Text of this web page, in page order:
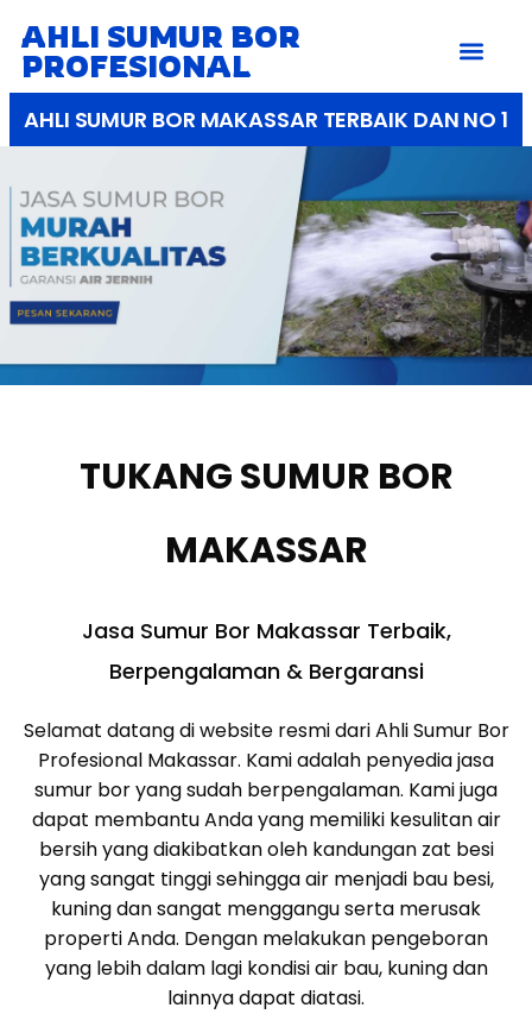
AHLI SUMUR BOR
PROFESIONAL
AHLI SUMUR BOR MAKASSAR TERBAIK DAN NO 1
TUKANG SUMUR BOR
MAKASSAR
Jasa Sumur Bor Makassar Terbaik,
Berpengalaman & Bergaransi
Selamat datang di website resmi dari Ahli Sumur Bor
Profesional Makassar. Kami adalah penyedia jasa
sumur bor yang sudah berpengalaman. Kami juga
dapat membantu Anda yang memiliki kesulitan air
bersih yang diakibatkan oleh kandungan zat besi
yang sangat tinggi sehingga air menjadi bau besi,
kuning dan sangat menggangu serta merusak
properti Anda. Dengan melakukan pengeboran
yang lebih dalam lagi kondisi air bau, kuning dan
lainnya dapat diatasi.